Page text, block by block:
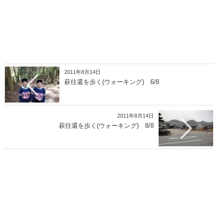
2011年8月14日
萩往還を歩く(ウォーキング) 6/8
2011年8月14日
萩往還を歩く(ウォーキング) 8/8